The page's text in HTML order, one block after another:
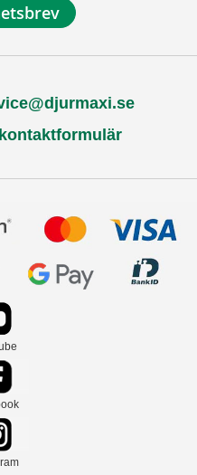
kontaktformulär